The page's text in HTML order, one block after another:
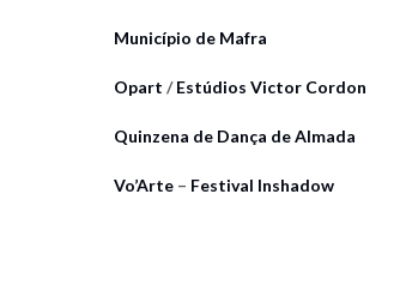
Município de Mafra
Opart /Estúdios Victor Cordon
Quinzena de Dança de Almada
Vo’Arte – Festival Inshadow